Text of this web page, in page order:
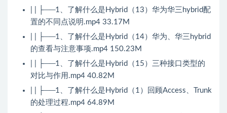
| | ├──1、了解什么是Hybrid（13）华为华三hybrid配
置的不同点说明.mp4 33.17M
| | ├──1、了解什么是Hybrid（14）华为、华三hybrid
的查看与注意事项.mp4 150.23M
| | ├──1、了解什么是Hybrid（15）三种接口类型的
对比与作用.mp4 40.82M
| | ├──1、了解什么是Hybrid（1）回顾Access、Trunk
的处理过程.mp4 64.89M